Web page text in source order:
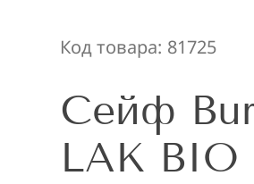
Код товара: 81725
Сейф
LAK BIO